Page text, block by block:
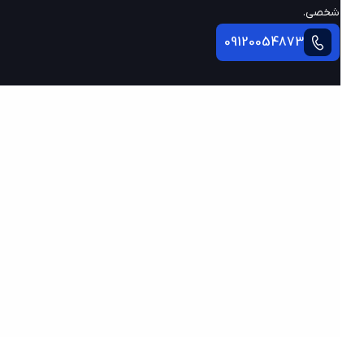
شخصی.
09120054873